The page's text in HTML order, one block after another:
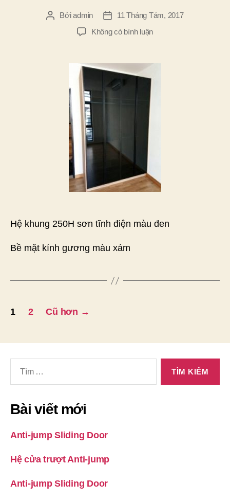
TácBởiadmin
Ngày
đăng
11 Tháng Tám, 2017
Không có bình luậnở
cho
Hệ khung 250H sơn tĩnh điện màu đen
Bề mặt kính gương màu xám
Điều
viết
1 2 Cũ hơn →
kiếm
cho:
Bài viết mới
Anti-jump Sliding Door
Hệ cửa trượt Anti-jump
Anti-jump Sliding Door